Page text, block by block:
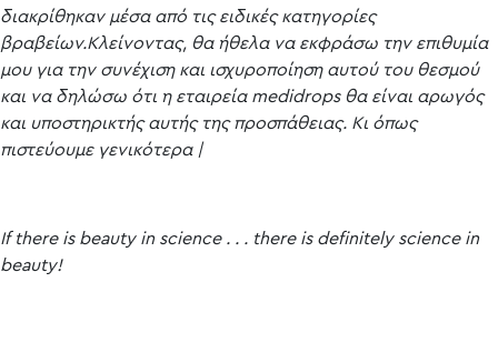
διακρίθηκαν μέσα από τις ειδικές κατηγορίες
βραβείων.Κλείνοντας, θα ήθελα να εκφράσω την επιθυμία
μου για την συνέχιση και ισχυροποίηση αυτού του θεσμού
και να δηλώσω ότι η εταιρεία medidrops θα είναι αρωγός
και υποστηρικτής αυτής της προσπάθειας. Κι όπως
πιστεύουμε γενικότερα |
If there is beauty in science . . . there is definitely science in
beauty!